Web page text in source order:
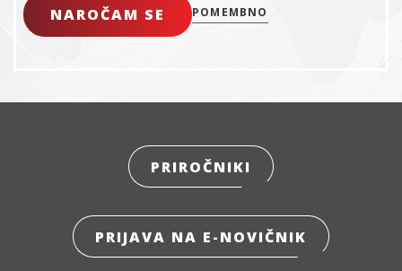
NAROČAM SE POMEMBNO
PRIROČNIKI
PRIJAVA NA E-NOVIČNIK